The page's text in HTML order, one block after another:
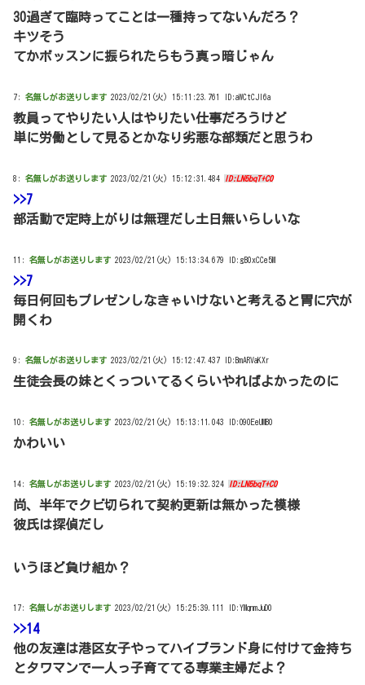
30過ぎて臨時ってことは一種持ってないんだろ？
キツそう
てかボッスンに振られたらもう真っ暗じゃん
7: 名無しがお送りします 2023/02/21(火) 15:11:23.761 ID:aWCtCJI6a
教員ってやりたい人はやりたい仕事だろうけど
単に労働として見るとかなり劣悪な部類だと思うわ
8: 名無しがお送りします 2023/02/21(火) 15:12:31.484 ID:LN5bqT+C0
>>7
部活動で定時上がりは無理だし土日無いらしいな
11: 名無しがお送りします 2023/02/21(火) 15:13:34.679 ID:gB0xCCe5M
>>7
毎日何回もプレゼンしなきゃいけないと考えると胃に穴が
開くわ
9: 名無しがお送りします 2023/02/21(火) 15:12:47.437 ID:BmARVaKXr
生徒会長の妹とくっついてるくらいやればよかったのに
10: 名無しがお送りします 2023/02/21(火) 15:13:11.043 ID:O90EeUMB0
かわいい
14: 名無しがお送りします 2023/02/21(火) 15:19:32.324 ID:LN5bqT+C0
尚、半年でクビ切られて契約更新は無かった模様
彼氏は探偵だし
いうほど負け組か？
17: 名無しがお送りします 2023/02/21(火) 15:25:39.111 ID:YMqnmJuD0
>>14
他の友達は港区女子やってハイブランド身に付けて金持ち
とタワマンで一人っ子育ててる専業主婦だよ？